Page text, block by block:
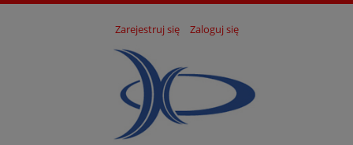
Zarejestruj się Zaloguj się